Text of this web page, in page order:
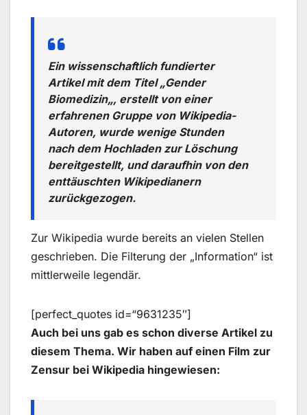
Ein wissenschaftlich fundierter
Artikel mit dem Titel „Gender
Biomedizin„, erstellt von einer
erfahrenen Gruppe von Wikipedia-
Autoren, wurde wenige Stunden
nach dem Hochladen zur Löschung
bereitgestellt, und daraufhin von den
enttäuschten Wikipedianern
zurückgezogen.
Zur Wikipedia wurde bereits an vielen Stellen
geschrieben. Die Filterung der „Information“ ist
mittlerweile legendär.
[perfect_quotes id=“9631235″]
Auch bei uns gab es schon diverse Artikel zu
diesem Thema. Wir haben auf einen Film zur
Zensur bei Wikipedia hingewiesen: